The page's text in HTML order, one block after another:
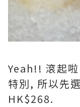
Yeah!! 滾起
特別, 所以先
HK$268.